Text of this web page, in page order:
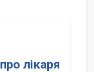
лікаря